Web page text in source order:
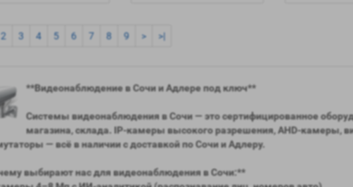
2 3 4 5 6 7 8 9 > >|
**Видеонаблюдение в Сочи и Адлере под ключ**
Системы видеонаблюдения в Сочи — это сертифицированное
магазина, склада. IP-камеры высокого разрешения, AHD-камеры,
— всё в наличии с доставкой по Сочи и Адлеру.
выбирают нас для видеонаблюдения в Сочи:**